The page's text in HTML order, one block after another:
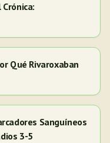
Qué Rivaroxaban
Sanguíneos
3-5